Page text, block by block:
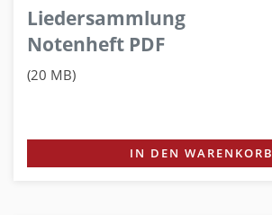
Liedersammlung
Notenheft PDF
(20 MB)
IN DEN WARENKORB